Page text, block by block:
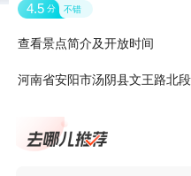
4.5 分 不错
查看景点简介及开放时间
河南省安阳市汤阴县文王路北段